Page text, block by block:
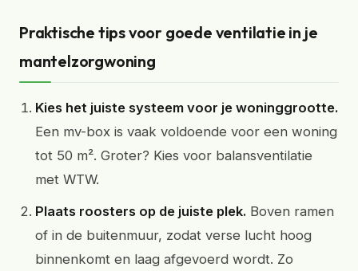
Praktische tips voor goede ventilatie in je
mantelzorgwoning
Kies het juiste systeem voor je woninggrootte.
Een mv-box is vaak voldoende voor een woning
tot 50 m². Groter? Kies voor balansventilatie
met WTW.
Plaats roosters op de juiste plek. Boven ramen
of in de buitenmuur, zodat verse lucht hoog
binnenkomt en laag afgevoerd wordt. Zo